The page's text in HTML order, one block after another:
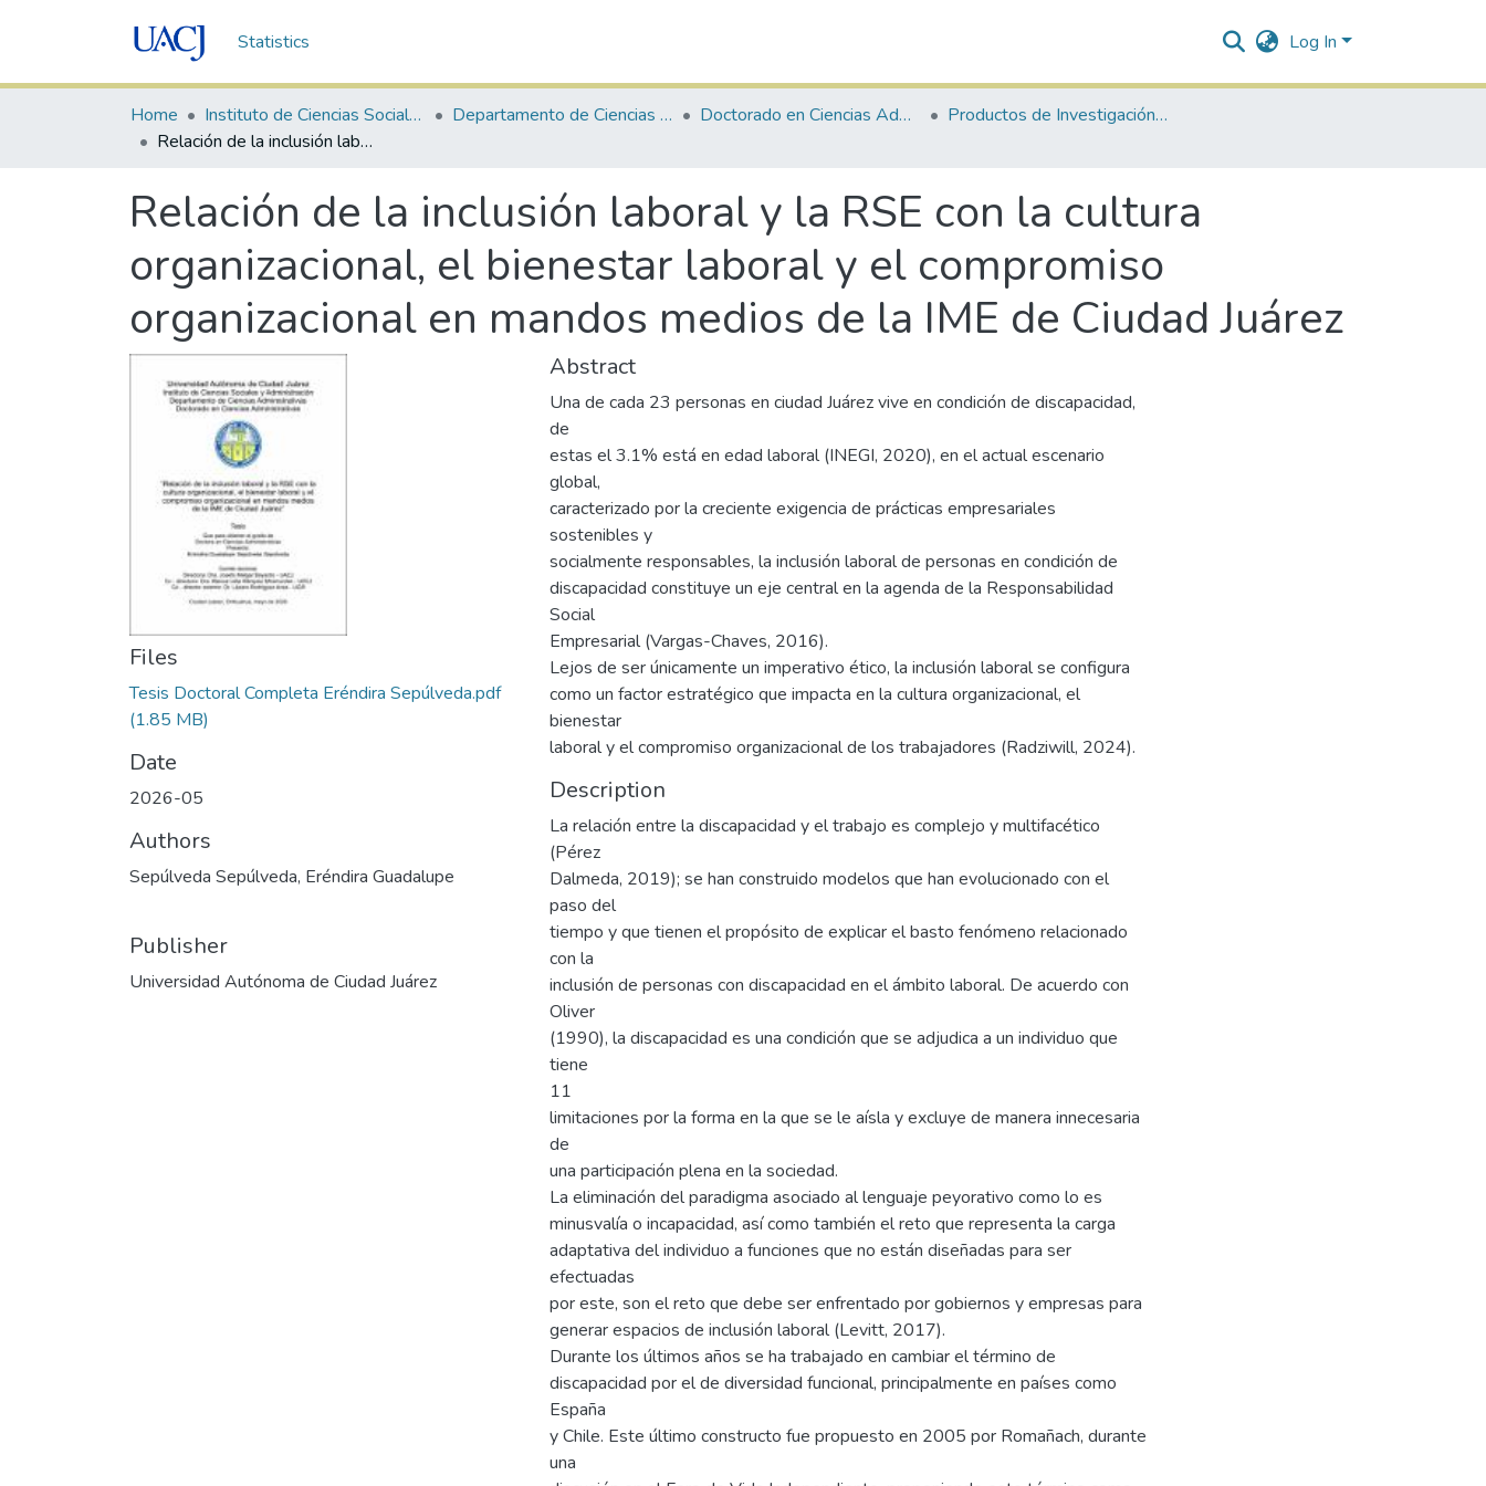
Statistics Log In
Home Instituto de Ciencias Sociales y Administración Departamento de Ciencias Administrativas Doctorado en Ciencias Administrativas
Productos de Investigación ICSA-DCA
Relación de la inclusión laboral y la RSE con la cultura organizacional, el bienestar laboral y el compromiso organizacional en mandos medios de la IME de Ciudad Juárez
Relación de la inclusión laboral y la RSE con la cultura
organizacional, el bienestar laboral y el compromiso
organizacional en mandos medios de la IME de Ciudad Juárez
Files
Tesis Doctoral Completa Eréndira Sepúlveda.pdf
(1.85 MB)
Date
2026-05
Authors
Sepúlveda Sepúlveda, Eréndira Guadalupe
Publisher
Universidad Autónoma de Ciudad Juárez
Abstract
Una de cada 23 personas en ciudad Juárez vive en condición de discapacidad,
de
estas el 3.1% está en edad laboral (INEGI, 2020), en el actual escenario
global,
caracterizado por la creciente exigencia de prácticas empresariales
sostenibles y
socialmente responsables, la inclusión laboral de personas en condición de
discapacidad constituye un eje central en la agenda de la Responsabilidad
Social
Empresarial (Vargas-Chaves, 2016).
Lejos de ser únicamente un imperativo ético, la inclusión laboral se configura
como un factor estratégico que impacta en la cultura organizacional, el
bienestar
laboral y el compromiso organizacional de los trabajadores (Radziwill, 2024).
Description
La relación entre la discapacidad y el trabajo es complejo y multifacético
(Pérez
Dalmeda, 2019); se han construido modelos que han evolucionado con el
paso del
tiempo y que tienen el propósito de explicar el basto fenómeno relacionado
con la
inclusión de personas con discapacidad en el ámbito laboral. De acuerdo con
Oliver
(1990), la discapacidad es una condición que se adjudica a un individuo que
tiene
11
limitaciones por la forma en la que se le aísla y excluye de manera innecesaria
de
una participación plena en la sociedad.
La eliminación del paradigma asociado al lenguaje peyorativo como lo es
minusvalía o incapacidad, así como también el reto que representa la carga
adaptativa del individuo a funciones que no están diseñadas para ser
efectuadas
por este, son el reto que debe ser enfrentado por gobiernos y empresas para
generar espacios de inclusión laboral (Levitt, 2017).
Durante los últimos años se ha trabajado en cambiar el término de
discapacidad por el de diversidad funcional, principalmente en países como
España
y Chile. Este último constructo fue propuesto en 2005 por Romañach, durante
una